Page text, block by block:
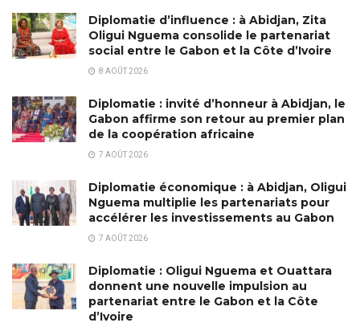
Diplomatie d’influence : à Abidjan, Zita
Oligui Nguema consolide le partenariat
social entre le Gabon et la Côte d’Ivoire
8 AOÛT 2026
Diplomatie : invité d’honneur à Abidjan, le
Gabon affirme son retour au premier plan
de la coopération africaine
7 AOÛT 2026
Diplomatie économique : à Abidjan, Oligui
Nguema multiplie les partenariats pour
accélérer les investissements au Gabon
7 AOÛT 2026
Diplomatie : Oligui Nguema et Ouattara
donnent une nouvelle impulsion au
partenariat entre le Gabon et la Côte
d’Ivoire